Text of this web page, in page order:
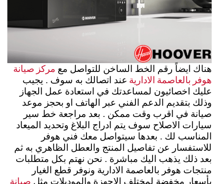
هناك ايضاً رقم الخط الساخن للتواصل مع مركز صيانة
هوفر بالعاصمة الادارية عند اتصالك به سوف . يجيب
عليك اخصائيون لمساعدتك في استعادة عمل الجهاز
وذلك بتقديم الدعم الفني عبر الهاتف او بحجز موعد
صيانة في اقرب وقت ممكن . بعد مراجعة خط سير
سيارات الاصلاح سوف يتم ادراج البلاغ وتحديد الميعاد
المناسب لك . بعدها سيتواصل معك فني هوفر
للاستفسار عن تفاصيل المنتج والعطل الظاهري به ثم
بعد ذلك يذهب اليك مباشرة . نحن نهتم بكل متطلبات
منتجات هوفر بالعاصمة الادارية ونوفر قطع الغيار
بأسعار مخفضة لمختلف الاجهزة والموديلات مثل صيانة